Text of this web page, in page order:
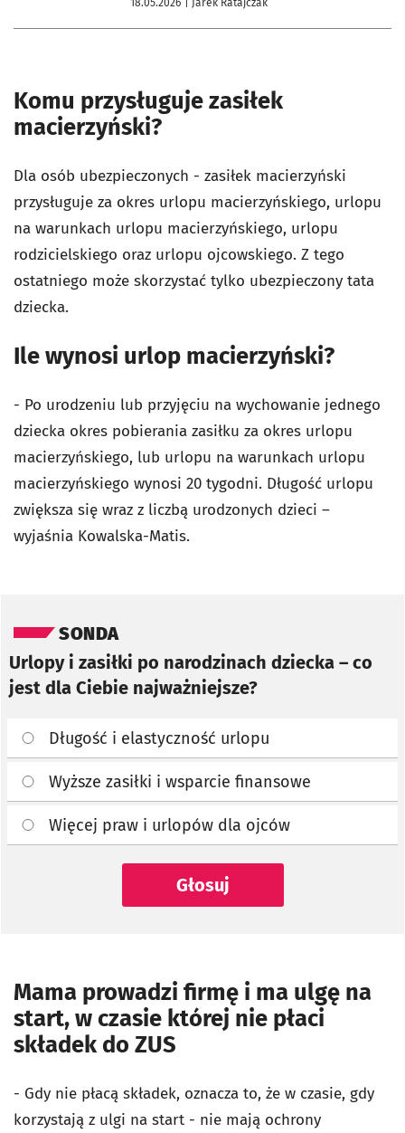
18.05.2026 | Jarek Ratajczak
Komu przysługuje zasiłek
macierzyński?
Dla osób ubezpieczonych - zasiłek macierzyński
przysługuje za okres urlopu macierzyńskiego, urlopu
na warunkach urlopu macierzyńskiego, urlopu
rodzicielskiego oraz urlopu ojcowskiego. Z tego
ostatniego może skorzystać tylko ubezpieczony tata
dziecka.
Ile wynosi urlop macierzyński?
- Po urodzeniu lub przyjęciu na wychowanie jednego
dziecka okres pobierania zasiłku za okres urlopu
macierzyńskiego, lub urlopu na warunkach urlopu
macierzyńskiego wynosi 20 tygodni. Długość urlopu
zwiększa się wraz z liczbą urodzonych dzieci –
wyjaśnia Kowalska-Matis.
SONDA
Urlopy i zasiłki po narodzinach dziecka – co
jest dla Ciebie najważniejsze?
Długość i elastyczność urlopu
Wyższe zasiłki i wsparcie finansowe
Więcej praw i urlopów dla ojców
Głosuj
Mama prowadzi firmę i ma ulgę na
start, w czasie której nie płaci
składek do ZUS
- Gdy nie płacą składek, oznacza to, że w czasie, gdy
korzystają z ulgi na start - nie mają ochrony